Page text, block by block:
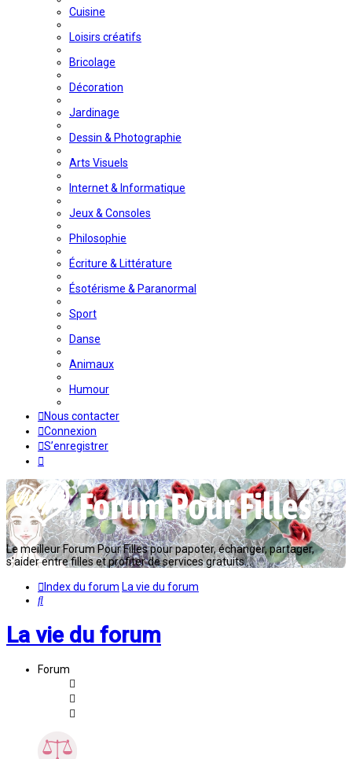
Cuisine
Loisirs créatifs
Bricolage
Décoration
Jardinage
Dessin & Photographie
Arts Visuels
Internet & Informatique
Jeux & Consoles
Philosophie
Écriture & Littérature
Ésotérisme & Paranormal
Sport
Danse
Animaux
Humour
Nous contacter
Connexion
S’enregistrer
Le meilleur Forum Pour Filles pour papoter, échanger, partager,
s'aider entre filles et profiter de services gratuits...
Index du forum La vie du forum
Rechercher
La vie du forum
Forum